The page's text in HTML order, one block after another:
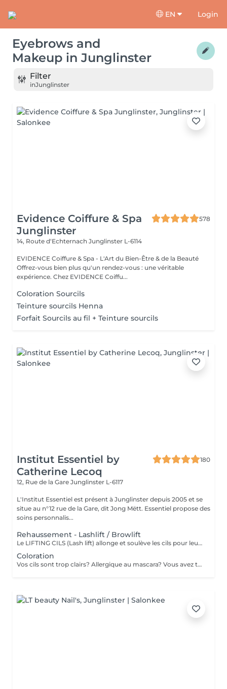
EN Login
Eyebrows and
Makeup in Junglinster
Filter
inJunglinster
Evidence Coiffure & Spa
Junglinster
578
14, Route d‘Echternach Junglinster L-6114
EVIDENCE Coiffure & Spa - L'Art du Bien-Être & de la Beauté
Offrez-vous bien plus qu'un rendez-vous : une véritable
expérience. Chez EVIDENCE Coiffu...
Coloration Sourcils
Teinture sourcils Henna
Forfait Sourcils au fil + Teinture sourcils
Institut Essentiel by
Catherine Lecoq
180
12, Rue de la Gare Junglinster L-6117
L'Institut Essentiel est présent à Junglinster depuis 2005 et se
situe au n°12 rue de la Gare, dit Jong Mëtt. Essentiel propose des
soins personnalis...
Rehaussement - Lashlift / Browlift
Le LIFTING CILS (Lash lift) allonge et soulève les cils pour leur donner un "effet mascara". Cela rajeunit et ouvre le regard. Convient également aux cils courts. Important: déconseillé pendant la grossesse. Retirer les lentilles avant l'intervention! Le LIFTING SOURCILS (Brow lift) dresse les poils et épaissit ainsi les sourcils. Cela permet de redéfinir la ligne des sourcils. Effet anti-âge garantit! Tenue du lifting (4-6 semaines) sans entretien
Coloration
Vos cils sont trop clairs? Allergique au mascara? Vous avez teint vos cheveux et vos sourcils sont trop clairs? Donnez de l'intensité à votre regard et adaptez la couleur selon votre look. Un masque hydratant et un massage relaxant vous sera propser pendant la pose de la couleur. Un petit moment de détente à ne pas rater. Tenue de la couleur 3-4 semaines